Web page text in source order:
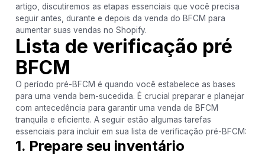
artigo, discutiremos as etapas essenciais que você precisa
seguir antes, durante e depois da venda do BFCM para
aumentar suas vendas no Shopify.
Lista de verificação pré
BFCM
O período pré-BFCM é quando você estabelece as bases
para uma venda bem-sucedida. É crucial preparar e planejar
com antecedência para garantir uma venda de BFCM
tranquila e eficiente. A seguir estão algumas tarefas
essenciais para incluir em sua lista de verificação pré-BFCM:
1. Prepare seu inventário